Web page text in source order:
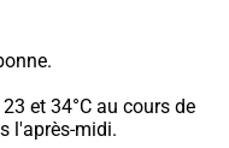
et 34°C au cours de
l'après-midi.